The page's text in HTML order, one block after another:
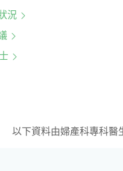
況
以下資料由婦產科專科醫